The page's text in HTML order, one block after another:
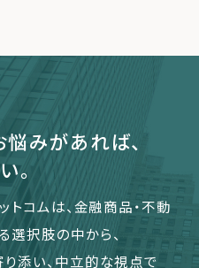
みがあれば、
。
トコムは、金融商品・不動
選択肢の中から、
添い、中立的な視点で